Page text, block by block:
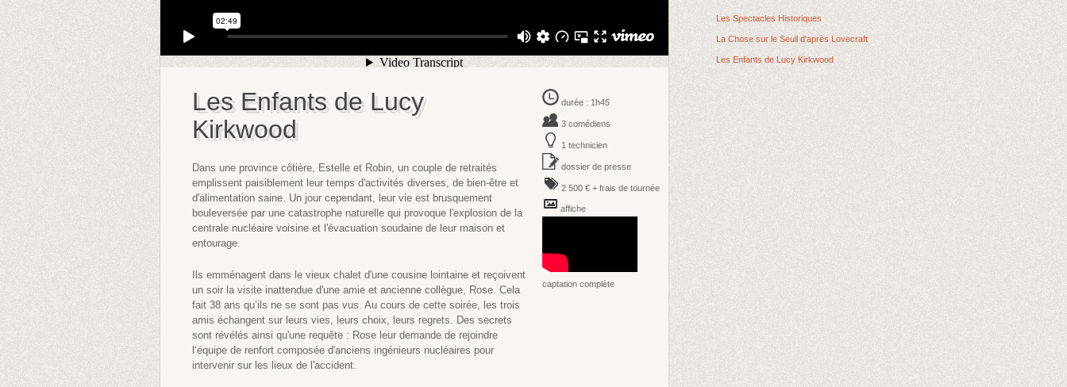
Les Enfants de Lucy
Kirkwood
Dans une province côtière, Estelle et Robin, un couple de retraités
emplissent paisiblement leur temps d'activités diverses, de bien-être et
d'alimentation saine. Un jour cependant, leur vie est brusquement
bouleversée par une catastrophe naturelle qui provoque l'explosion de la
centrale nucléaire voisine et l'évacuation soudaine de leur maison et
entourage.
Ils emménagent dans le vieux chalet d'une cousine lointaine et reçoivent
un soir la visite inattendue d'une amie et ancienne collègue, Rose. Cela
fait 38 ans qu’ils ne se sont pas vus. Au cours de cette soirée, les trois
amis échangent sur leurs vies, leurs choix, leurs regrets. Des secrets
sont révélés ainsi qu'une requête : Rose leur demande de rejoindre
l’équipe de renfort composée d'anciens ingénieurs nucléaires pour
intervenir sur les lieux de l'accident.
durée : 1h45
3 comédiens
1 technicien
dossier de presse
2 500 € + frais de tournée
affiche
captation complète
Les Spectacles Historiques
La Chose sur le Seuil d'après Lovecraft
Les Enfants de Lucy Kirkwood